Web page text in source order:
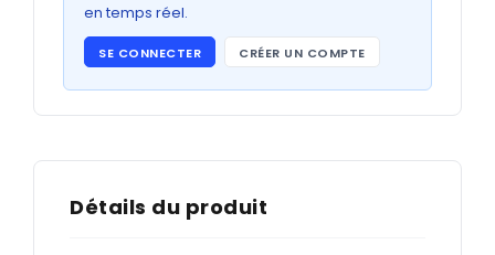
Plans
Bâche
ADHÉSIFS
en temps réel.
SE CONNECTER CRÉER UN COMPTE
Détails du produit